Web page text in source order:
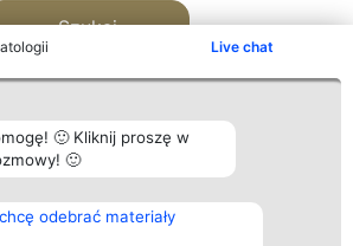
Live chat
🙂 Kliknij proszę w
🙂
odebrać materiały
Szukaj
Plebiscyt
Laureaci
Kontakt
Kontakt